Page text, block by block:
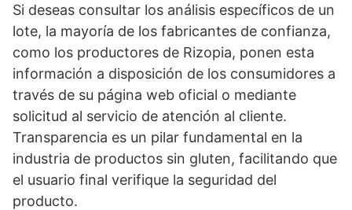
Si deseas consultar los análisis específicos de un
lote, la mayoría de los fabricantes de confianza,
como los productores de Rizopia, ponen esta
información a disposición de los consumidores a
través de su página web oficial o mediante
solicitud al servicio de atención al cliente.
Transparencia es un pilar fundamental en la
industria de productos sin gluten, facilitando que
el usuario final verifique la seguridad del
producto.